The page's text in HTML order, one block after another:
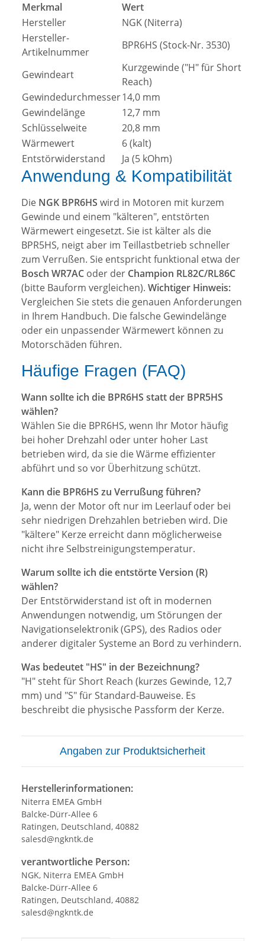
Merkmal
Wert
Hersteller
NGK (Niterra)
Hersteller-
Artikelnummer
BPR6HS (Stock-Nr. 3530)
Gewindeart
Kurzgewinde ("H" für Short
Reach)
Gewindedurchmesser14,0 mm
Gewindelänge
12,7 mm
Schlüsselweite
20,8 mm
Wärmewert
6 (kalt)
Entstörwiderstand
Ja (5 kOhm)
Anwendung & Kompatibilität
Die NGK BPR6HS wird in Motoren mit kurzem
Gewinde und einem "kälteren", entstörten
Wärmewert eingesetzt. Sie ist kälter als die
BPR5HS, neigt aber im Teillastbetrieb schneller
zum Verrußen. Sie entspricht funktional etwa der
Bosch WR7AC oder der Champion RL82C/RL86C
(bitte Bauform vergleichen). Wichtiger Hinweis:
Vergleichen Sie stets die genauen Anforderungen
in Ihrem Handbuch. Die falsche Gewindelänge
oder ein unpassender Wärmewert können zu
Motorschäden führen.
Häufige Fragen (FAQ)
Wann sollte ich die BPR6HS statt der BPR5HS
wählen?
Wählen Sie die BPR6HS, wenn Ihr Motor häufig
bei hoher Drehzahl oder unter hoher Last
betrieben wird, da sie die Wärme effizienter
abführt und so vor Überhitzung schützt.
Kann die BPR6HS zu Verrußung führen?
Ja, wenn der Motor oft nur im Leerlauf oder bei
sehr niedrigen Drehzahlen betrieben wird. Die
"kältere" Kerze erreicht dann möglicherweise
nicht ihre Selbstreinigungstemperatur.
Warum sollte ich die entstörte Version (R)
wählen?
Der Entstörwiderstand ist oft in modernen
Anwendungen notwendig, um Störungen der
Navigationselektronik (GPS), des Radios oder
anderer digitaler Systeme an Bord zu verhindern.
Was bedeutet "HS" in der Bezeichnung?
"H" steht für Short Reach (kurzes Gewinde, 12,7
mm) und "S" für Standard-Bauweise. Es
beschreibt die physische Passform der Kerze.
Angaben zur Produktsicherheit
Herstellerinformationen:
Niterra EMEA GmbH
Balcke-Dürr-Allee 6
Ratingen, Deutschland, 40882
salesd@ngkntk.de
verantwortliche Person:
NGK, Niterra EMEA GmbH
Balcke-Dürr-Allee 6
Ratingen, Deutschland, 40882
salesd@ngkntk.de